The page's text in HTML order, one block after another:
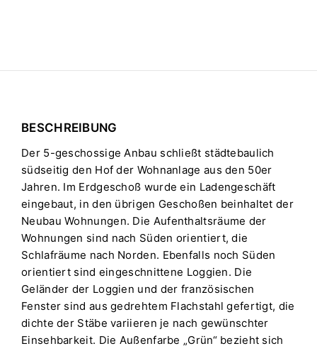
BESCHREIBUNG
Der 5-geschossige Anbau schließt städtebaulich
südseitig den Hof der Wohnanlage aus den 50er
Jahren. Im Erdgeschoß wurde ein Ladengeschäft
eingebaut, in den übrigen Geschoßen beinhaltet der
Neubau Wohnungen. Die Aufenthaltsräume der
Wohnungen sind nach Süden orientiert, die
Schlafräume nach Norden. Ebenfalls noch Süden
orientiert sind eingeschnittene Loggien. Die
Geländer der Loggien und der französischen
Fenster sind aus gedrehtem Flachstahl gefertigt, die
dichte der Stäbe variieren je nach gewünschter
Einsehbarkeit. Die Außenfarbe „Grün“ bezieht sich